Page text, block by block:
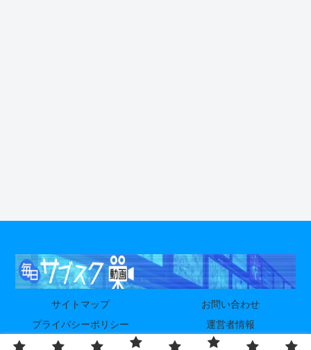
サイトマップ
お問い合わせ
プライバシーポリシー
運営者情報